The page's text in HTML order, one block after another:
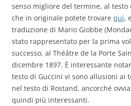
senso migliore del termine, al testo
che in originale potete trovare qui,
traduzione di Mario Giobbe
stato rappresentato per la prima
successo, al Théâtre de la Porte
dicembre 1897. È interessante
testo di Guccini vi sono allusioni ai
nel testo di Rostand, ancorché
quindi più interessanti.